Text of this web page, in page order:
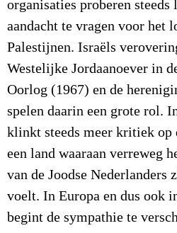
organisaties proberen
aandacht te vragen voor het
Palestijnen. Israëls
Westelijke Jordaanoever in
Oorlog (1967) en de
spelen daarin een grote rol.
klinkt steeds meer kritiek op
een land waaraan verreweg
van de Joodse Nederlanders
voelt. In Europa en dus ook
begint de sympathie te